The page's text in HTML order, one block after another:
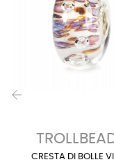
CRESTA DI BOLLE